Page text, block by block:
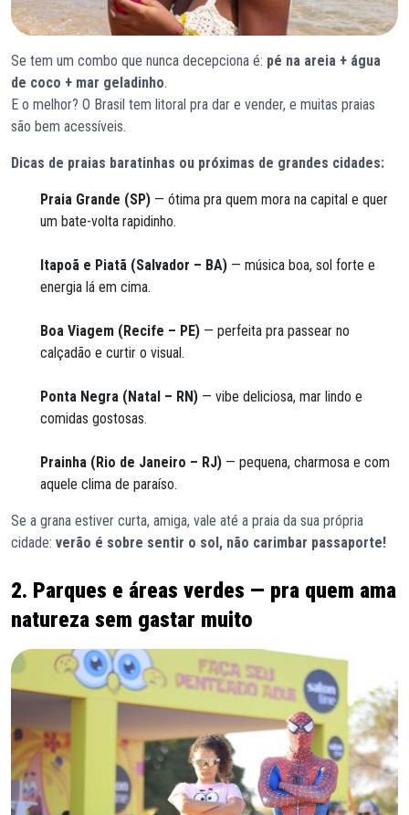
Se tem um combo que nunca decepciona é: pé na areia + água
de coco + mar geladinho.
E o melhor? O Brasil tem litoral pra dar e vender, e muitas praias
são bem acessíveis.
Dicas de praias baratinhas ou próximas de grandes cidades:
Praia Grande (SP) — ótima pra quem mora na capital e quer
um bate-volta rapidinho.
Itapoã e Piatã (Salvador – BA) — música boa, sol forte e
energia lá em cima.
Boa Viagem (Recife – PE) — perfeita pra passear no
calçadão e curtir o visual.
Ponta Negra (Natal – RN) — vibe deliciosa, mar lindo e
comidas gostosas.
Prainha (Rio de Janeiro – RJ) — pequena, charmosa e com
aquele clima de paraíso.
Se a grana estiver curta, amiga, vale até a praia da sua própria
cidade: verão é sobre sentir o sol, não carimbar passaporte!
2. Parques e áreas verdes — pra quem ama
natureza sem gastar muito